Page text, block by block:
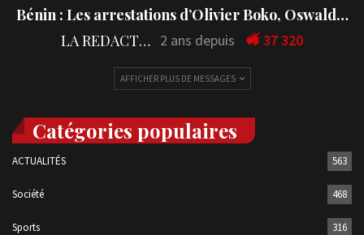
Bénin : Les arrestations d’Olivier Boko, Oswald…
LA REDACTION 2 ans depuis 37 320
AFFICHER PLUS DE MESSAGES
Catégories populaires
ACTUALITÉS 563
Société 468
Sports 316